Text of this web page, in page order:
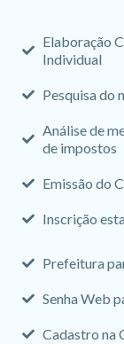
Elaboração
Individual
Pesquisa do
Análise de
de impostos
Emissão do
Inscrição
Prefeitura
Senha Web
Cadastro na